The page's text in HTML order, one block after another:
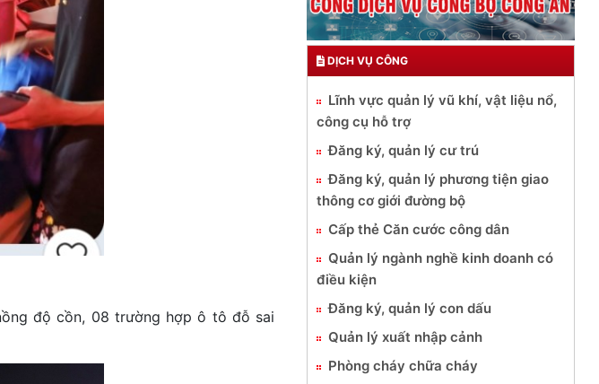
độ cồn, 08 trường hợp ô tô đỗ sai
DỊCH VỤ CÔNG
Lĩnh vực quản lý vũ khí, vật liệu nổ,
công cụ hỗ trợ
Đăng ký, quản lý cư trú
Đăng ký, quản lý phương tiện giao
thông cơ giới đường bộ
Cấp thẻ Căn cước công dân
Quản lý ngành nghề kinh doanh có
điều kiện
Đăng ký, quản lý con dấu
Quản lý xuất nhập cảnh
Phòng cháy chữa cháy